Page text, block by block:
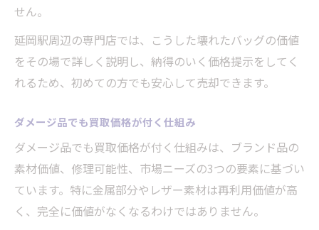
せん。
延岡駅周辺の専門店では、こうした壊れたバッグの価値
をその場で詳しく説明し、納得のいく価格提示をしてく
れるため、初めての方でも安心して売却できます。
ダメージ品でも買取価格が付く仕組み
ダメージ品でも買取価格が付く仕組みは、ブランド品の
素材価値、修理可能性、市場ニーズの3つの要素に基づい
ています。特に金属部分やレザー素材は再利用価値が高
く、完全に価値がなくなるわけではありません。